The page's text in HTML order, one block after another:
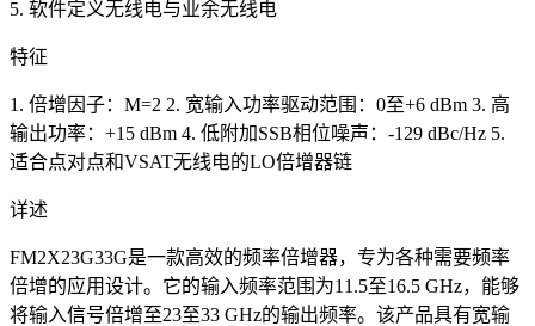
5. 软件定义无线电与业余无线电
特征
1. 倍增因子：M=2 2. 宽输入功率驱动范围：0至+6 dBm 3. 高
输出功率：+15 dBm 4. 低附加SSB相位噪声：‐129 dBc/Hz 5.
适合点对点和VSAT无线电的LO倍增器链
详述
FM2X23G33G是一款高效的频率倍增器，专为各种需要频率
倍增的应用设计。它的输入频率范围为11.5至16.5 GHz，能够
将输入信号倍增至23至33 GHz的输出频率。该产品具有宽输